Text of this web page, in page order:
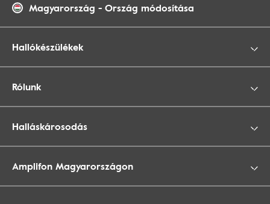
Magyarország - Ország módosítása
Hallókészülékek
Rólunk
Halláskárosodás
Amplifon Magyarországon